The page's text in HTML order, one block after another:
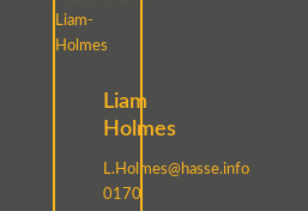
Liam
Holmes
L.Holmes@hasse.info
0170